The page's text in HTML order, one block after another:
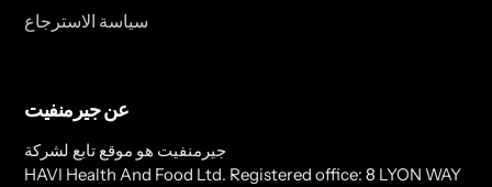
سياسة الاسترجاع
عن جيرمنفيت
جيرمنفيت هو موقع تابع لشركة
HAVI Health And Food Ltd. Registered office: 8 LYON WAY